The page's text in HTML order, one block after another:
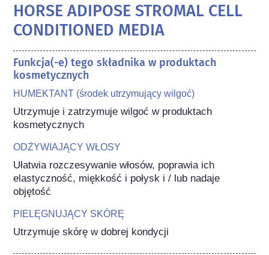
HORSE ADIPOSE STROMAL CELL
CONDITIONED MEDIA
Funkcja(-e) tego składnika w produktach
kosmetycznych
HUMEKTANT (środek utrzymujący wilgoć)
Utrzymuje i zatrzymuje wilgoć w produktach
kosmetycznych
ODŻYWIAJĄCY WŁOSY
Ułatwia rozczesywanie włosów, poprawia ich
elastyczność, miękkość i połysk i / lub nadaje
objętość
PIELĘGNUJĄCY SKÓRĘ
Utrzymuje skórę w dobrej kondycji